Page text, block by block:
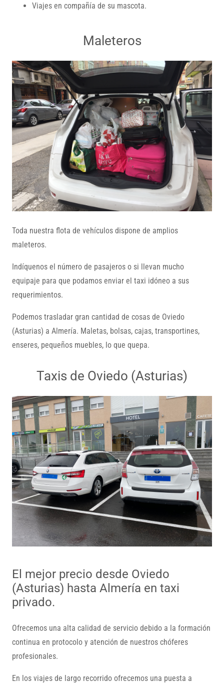
Viajes en compañía de su mascota.
Maleteros
Toda nuestra flota de vehículos dispone de amplios
maleteros.
Indíquenos el número de pasajeros o si llevan mucho
equipaje para que podamos enviar el taxi idóneo a sus
requerimientos.
Podemos trasladar gran cantidad de cosas de Oviedo
(Asturias) a Almería. Maletas, bolsas, cajas, transportines,
enseres, pequeños muebles, lo que quepa.
Taxis de Oviedo (Asturias)
El mejor precio desde Oviedo
(Asturias) hasta Almería en taxi
privado.
Ofrecemos una alta calidad de servicio debido a la formación
continua en protocolo y atención de nuestros chóferes
profesionales.
En los viajes de largo recorrido ofrecemos una puesta a